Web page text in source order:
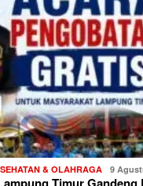
& OLAHRAGA 9